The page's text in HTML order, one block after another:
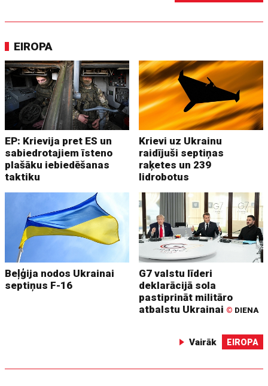
EIROPA
EP: Krievija pret ES un
sabiedrotajiem īsteno
plašāku iebiedēšanas
taktiku
Krievi uz Ukrainu
raidījuši septiņas
raķetes un 239
lidrobotus
Beļģija nodos Ukrainai
septiņus F-16
G7 valstu līderi
deklarācijā sola
pastiprināt militāro
atbalstu Ukrainai © DIENA
Vairāk EIROPA